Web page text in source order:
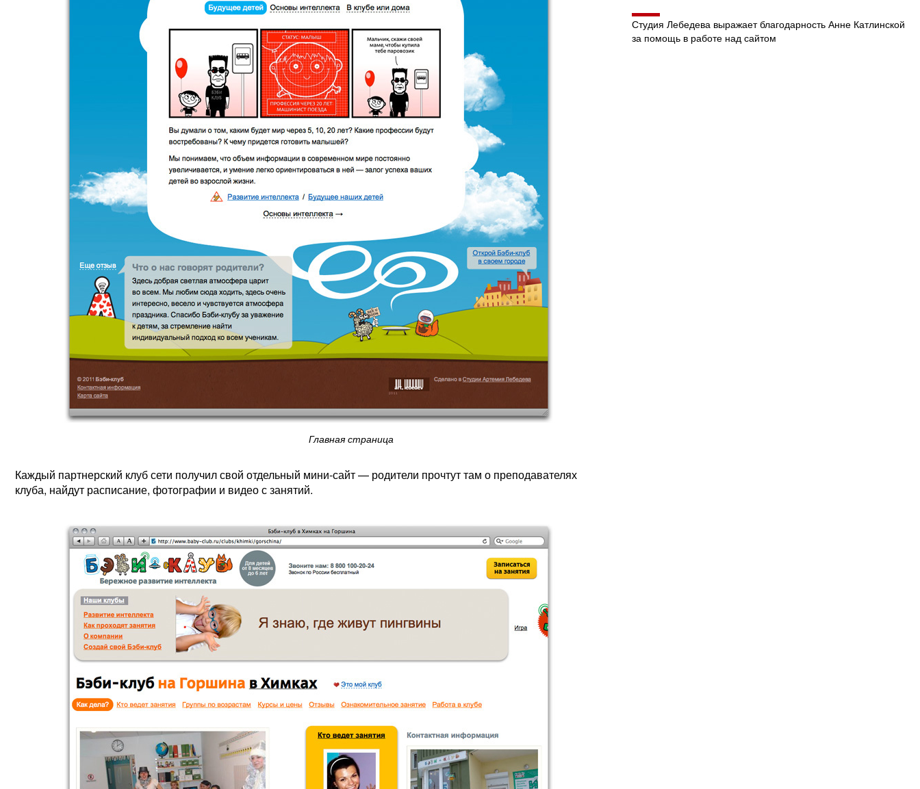
Главная страница
Каждый партнерский клуб сети получил свой отдельный мини-сайт — родители прочтут там о преподавателях
клуба, найдут расписание, фотографии и видео с занятий.
Студия Лебедева выражает благодарность Анне Катлинской
за помощь в работе над сайтом